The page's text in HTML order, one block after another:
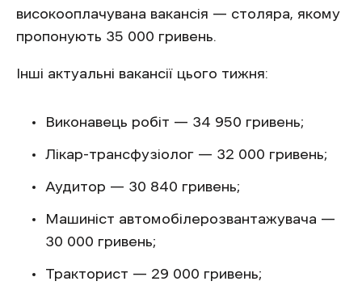
високооплачувана вакансія — столяра, якому
пропонують 35 000 гривень.
Інші актуальні вакансії цього тижня:
Виконавець робіт — 34 950 гривень;
Лікар-трансфузіолог — 32 000 гривень;
Аудитор — 30 840 гривень;
Машиніст автомобілерозвантажувача —
30 000 гривень;
Тракторист — 29 000 гривень;